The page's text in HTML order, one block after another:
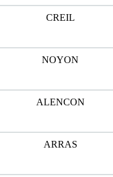
CREIL
NOYON
ALENCON
ARRAS